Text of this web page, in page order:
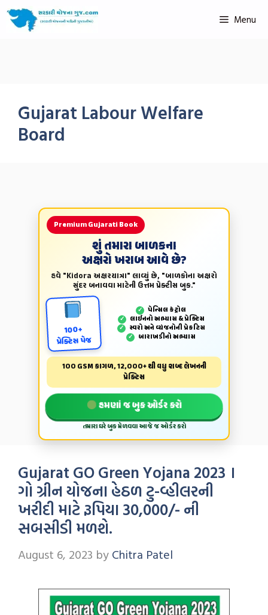
Menu
Gujarat Labour Welfare
Board
Premium Gujarati Book
શું તમારા બાળકના
અક્ષરો ખરાબ આવે છે?
હવે "Kidora અક્ષરયાત્રા" લાવ્યું છે, "બાળકોના અક્ષરો
સુંદર બનાવવા માટેની ઉત્તમ પ્રેક્ટીસ બુક."
100+
પ્રેક્ટિસ પેજ
✓ પેન્‍સિલ કંટ્રોલ
✓ લાઈનનો અભ્યાસ & પ્રેક્ટિસ
✓ સ્વરો અને વ્યંજનોની પ્રેકટિસ
✓ બારાખડીનો અભ્યાસ
100 GSM કાગળ, 12,000+ થી વધુ શબ્દ લેખનની
પ્રેક્ટિસ
હમણાં જ બુક ઓર્ડર કરો
તમારા ઘરે બુક મેળવવા આજે જ ઓર્ડર કરો
Gujarat GO Green Yojana 2023 ।
ગો ગ્રીન યોજના હેઠળ ટુ-વ્હીલરની
ખરીદી માટે રૂપિયા 30,000/- ની
સબસીડી મળશે.
August 6, 2023 by Chitra Patel